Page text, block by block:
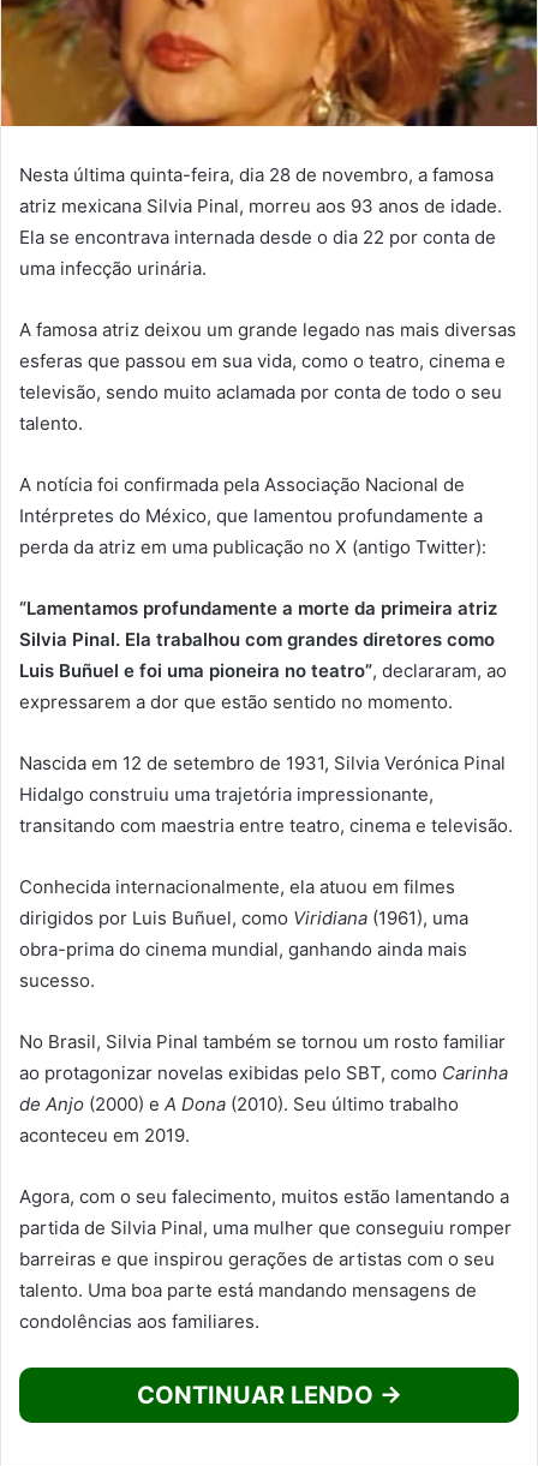
Nesta última quinta-feira, dia 28 de novembro, a famosa
atriz mexicana Silvia Pinal, morreu aos 93 anos de idade.
Ela se encontrava internada desde o dia 22 por conta de
uma infecção urinária.
A famosa atriz deixou um grande legado nas mais diversas
esferas que passou em sua vida, como o teatro, cinema e
televisão, sendo muito aclamada por conta de todo o seu
talento.
A notícia foi confirmada pela Associação Nacional de
Intérpretes do México, que lamentou profundamente a
perda da atriz em uma publicação no X (antigo Twitter):
“Lamentamos profundamente a morte da primeira atriz
Silvia Pinal. Ela trabalhou com grandes diretores como
Luis Buñuel e foi uma pioneira no teatro”, declararam, ao
expressarem a dor que estão sentido no momento.
Nascida em 12 de setembro de 1931, Silvia Verónica Pinal
Hidalgo construiu uma trajetória impressionante,
transitando com maestria entre teatro, cinema e televisão.
Conhecida internacionalmente, ela atuou em filmes
dirigidos por Luis Buñuel, como Viridiana (1961), uma
obra-prima do cinema mundial, ganhando ainda mais
sucesso.
No Brasil, Silvia Pinal também se tornou um rosto familiar
ao protagonizar novelas exibidas pelo SBT, como Carinha
de Anjo (2000) e A Dona (2010). Seu último trabalho
aconteceu em 2019.
Agora, com o seu falecimento, muitos estão lamentando a
partida de Silvia Pinal, uma mulher que conseguiu romper
barreiras e que inspirou gerações de artistas com o seu
talento. Uma boa parte está mandando mensagens de
condolências aos familiares.
CONTINUAR LENDO →